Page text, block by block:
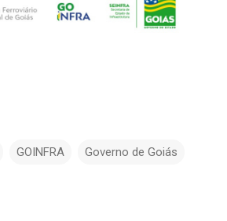
GOINFRA Governo de Goiás